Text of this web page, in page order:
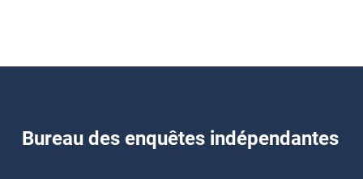
Bureau des enquêtes indépendantes